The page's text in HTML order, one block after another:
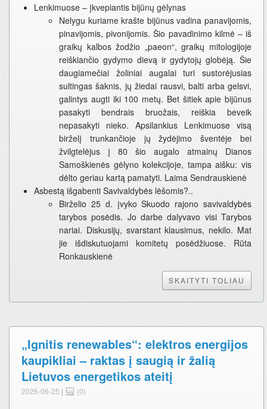
Lenkimuose – įkvepiantis bijūnų gėlynas
Nelygu kuriame krašte bijūnus vadina panavijomis,
pinavijomis, pivonijomis. Šio pavadinimo kilmė – iš
graikų kalbos žodžio „paeon“, graikų mitologijoje
reiškiančio gydymo dievą ir gydytojų globėją. Šie
daugiamečiai žoliniai augalai turi sustorėjusias
sultingas šaknis, jų žiedai rausvi, balti arba gelsvi,
galintys augti iki 100 metų. Bet šitiek apie bijūnus
pasakyti bendrais bruožais, reiškia beveik
nepasakyti nieko. Apsilankius Lenkimuose visą
birželį trunkančioje jų žydėjimo šventėje bei
žvilgtelėjus į 80 šio augalo atmainų Dianos
Samoškienės gėlyno kolekcijoje, tampa aišku: vis
dėlto geriau kartą pamatyti. Laima Sendrauskienė
Asbestą išgabenti Savivaldybės lėšomis?..
Birželio 25 d. įvyko Skuodo rajono savivaldybės
tarybos posėdis. Jo darbe dalyvavo visi Tarybos
nariai. Diskusijų, svarstant klausimus, nekilo. Mat
jie išdiskutuojami komitetų posėdžiuose. Rūta
Ronkauskienė
SKAITYTI TOLIAU
„Ignitis renewables“: elektros energijos
kaupikliai – raktas į saugią ir žalią
Lietuvos energetikos ateitį
2026-06-25 | (0)